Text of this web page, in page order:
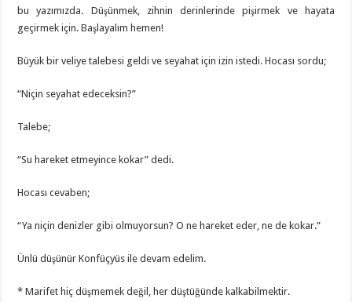
bu yazımızda. Düşünmek, zihnin derinlerinde pişirmek ve hayata
geçirmek için. Başlayalım hemen!
Büyük bir veliye talebesi geldi ve seyahat için izin istedi. Hocası sordu;
“Niçin seyahat edeceksin?”
Talebe;
“Su hareket etmeyince kokar” dedi.
Hocası cevaben;
“Ya niçin denizler gibi olmuyorsun? O ne hareket eder, ne de kokar.”
Ünlü düşünür Konfüçyüs ile devam edelim.
* Marifet hiç düşmemek değil, her düştüğünde kalkabilmektir.